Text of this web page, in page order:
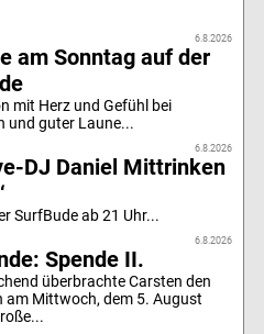
6.8.2026
am Sonntag auf der
mit Herz und Gefühl bei
und guter Laune...
6.8.2026
DJ Daniel Mittrinken
SurfBude ab 21 Uhr...
6.8.2026
Spende II.
überbrachte Carsten den
am Mittwoch, dem 5. August